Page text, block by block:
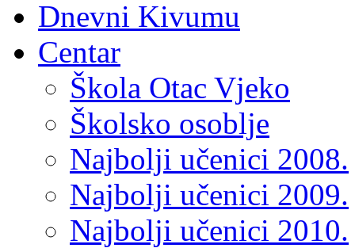
Dnevni Kivumu
Centar
Škola Otac Vjeko
Školsko osoblje
Najbolji učenici 2008.
Najbolji učenici 2009.
Najbolji učenici 2010.